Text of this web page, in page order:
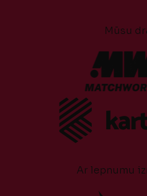
Mūsu
Ar lepnumu